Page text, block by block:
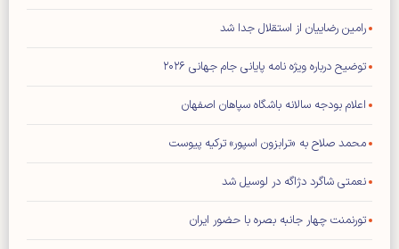
رامین رضاییان از استقلال جدا شد
توضیح درباره ویژه نامه پایانی جام جهانی ۲۰۲۶
اعلام بودجه سالانه باشگاه سپاهان اصفهان
محمد صلاح به «ترابزون اسپور» ترکیه پیوست
نعمتی شاگرد دژاگه در لوسیل شد
تورنمنت چهار جانبه بصره با حضور ایران